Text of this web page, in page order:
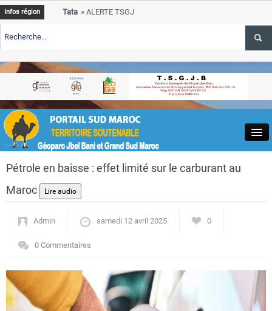
Close
Actualités
Circuits touristiques
Infos région
Tata
ALERTE TSGJB Tata : le programme de rehabilitation post-
Tata
ALERTE TSGJB Tata : un hackathon de l’ANDZOA stimule
ALERTE TSGJB Province de Tata : le programme de
depasse 75 % d’avancement
Pétrole en baisse : effet limité sur le carburant au
Maroc
Admin samedi 12 avril 2025 0
0 Commentaires